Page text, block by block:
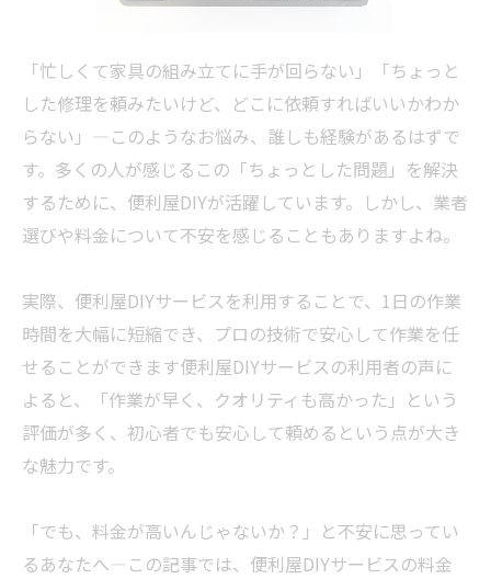
「忙しくて家具の組み立てに手が回らない」「ちょっと
した修理を頼みたいけど、どこに依頼すればいいかわか
らない」—このようなお悩み、誰しも経験があるはずで
す。多くの人が感じるこの「ちょっとした問題」を解決
するために、便利屋DIYが活躍しています。しかし、 業者
選びや料金について不安を感じることもありますよね。
実際、便利屋DIYサービスを利用することで、1日の作業
時間を大幅に短縮でき、プロの技術で安心して作業を任
せることができます便利屋DIYサービスの利用者の声に
よると、「作業が早く、クオリティも高かった」という
評価が多く、初心者でも安心して頼めるという点が大き
な魅力です。
「でも、料金が高いんじゃないか？」と不安に思ってい
るあなたへ—この記事では、便利屋DIYサービスの料金